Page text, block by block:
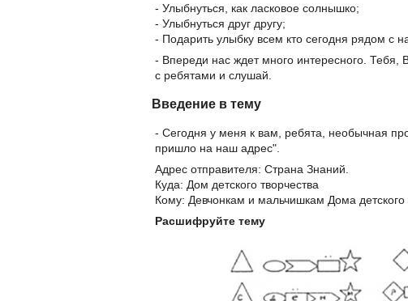
- Улыбнуться, как ласковое солнышко;
- Улыбнуться друг другу;
- Подарить улыбку всем кто сегодня рядом с
- Впереди нас ждет много интересного.
с ребятами и слушай.
Введение в тему
- Сегодня у меня к вам, ребята, необычная
пришло на наш адрес".
Адрес отправителя: Страна Знаний.
Куда: Дом детского творчества
Кому: Девчонкам и мальчишкам Дома детского
Расшифруйте тему